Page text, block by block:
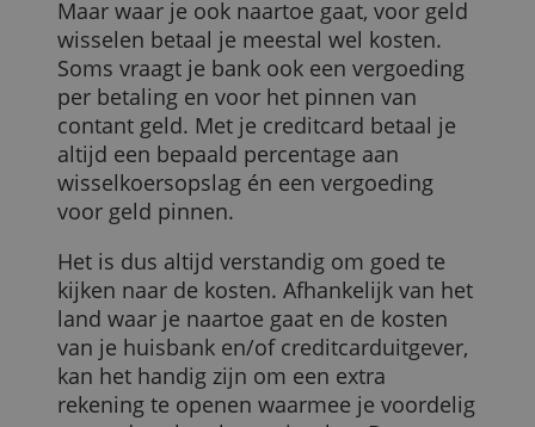
goed terecht. Een creditcard of bankpas
van Mastercard of Visa is dan een goede
aanvulling.
Koersopslag en andere kosten
Maar waar je ook naartoe gaat, voor geld
Soms vraagt je bank ook een vergoeding
per betaling en voor het pinnen van
contant geld. Met je creditcard betaal je
altijd een bepaald percentage aan
wisselkoersopslag én een vergoeding